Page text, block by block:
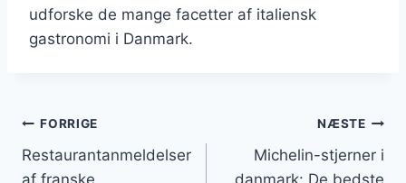
udforske de mange facetter af italiensk
gastronomi i Danmark.
Indlægsnavigation
FORRIGE
Restaurantanmeldelser
af franske
NÆSTE
Michelin-stjerner i
danmark: De bedste